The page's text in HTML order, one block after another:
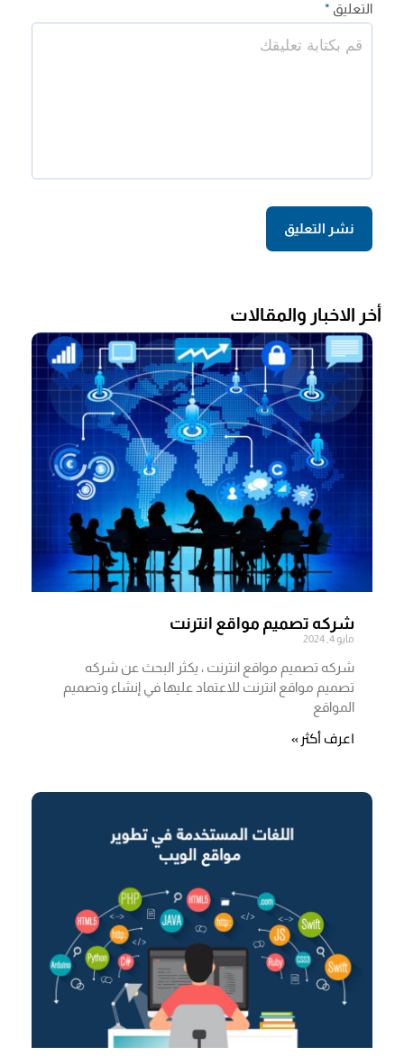
التعليق *
أخر الاخبار والمقالات
شركه تصميم مواقع انترنت
مايو 4, 2024
شركه تصميم مواقع انترنت ، يكثر البحث عن شركه
تصميم مواقع انترنت للاعتماد عليها في إنشاء وتصميم
المواقع
اعرف أكثر »